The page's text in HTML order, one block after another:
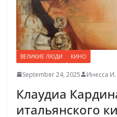
ВЕЛИКИЕ ЛЮДИ КИНО
September 24, 2025 Инесса И.
Клаудиа
итальянского